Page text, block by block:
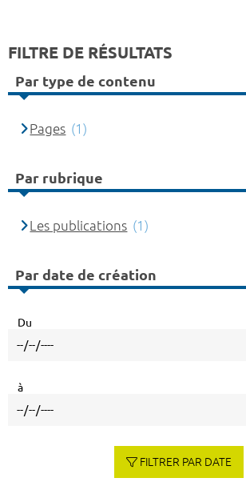
FILTRE DE RÉSULTATS
Par type de contenu
Pages (1)
Par rubrique
Les publications (1)
Par date de création
Du
à
FILTRER PAR DATE